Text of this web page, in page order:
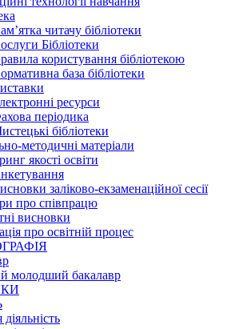
читачу бібліотеки
Бібліотеки
користування бібліотекою
база бібліотеки
ресурси
періодика
бібліотеки
методичні матеріали
якості освіти
заліково-екзаменаційної сесії
про співпрацю
висновки
про освітній процес
молодший бакалавр